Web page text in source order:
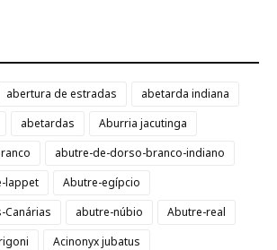
abertura de estradas
abetarda indiana
abetardas
Aburria jacutinga
abutre-de-dorso-branco-indiano
lappet
Abutre-egípcio
Canárias
abutre-núbio
Abutre-real
Acinonyx jubatus